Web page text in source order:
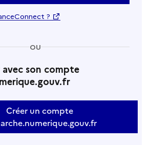
?
OU
son compte
Créer un compte